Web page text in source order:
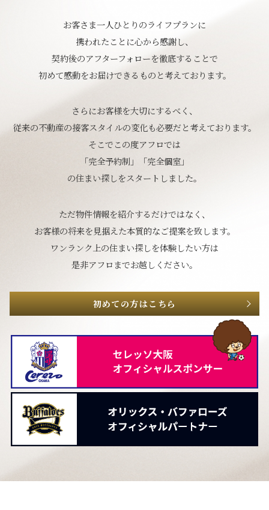
お客さま一人ひとりのライフプランに
携われたことに心から感謝し、
契約後のアフターフォローを徹底することで
初めて感動をお届けできるものと考えております。
さらにお客様を大切にするべく、
従来の不動産の接客スタイルの変化も必要だと考えております。
そこでこの度アフロでは
「完全予約制」「完全個室」
の住まい探しをスタートしました。
ただ物件情報を紹介するだけではなく、
お客様の将来を見据えた本質的なご提案を致します。
ワンランク上の住まい探しを体験したい方は
是非アフロまでお越しください。
初めての方はこちら